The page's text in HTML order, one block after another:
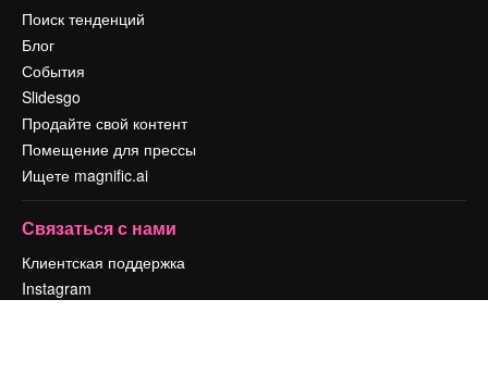
Поиск тенденций
Блог
События
Slidesgo
Продайте свой контент
Помещение для прессы
Ищете magnific.ai
Связаться с нами
Клиентская поддержка
Instagram